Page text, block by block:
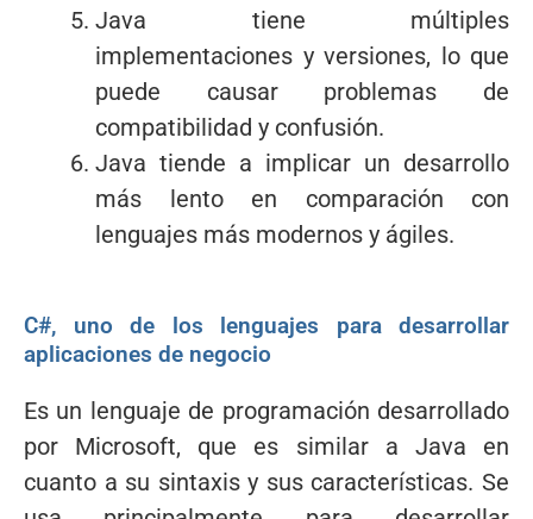
Java tiene múltiples
implementaciones y versiones, lo que
puede causar problemas de
compatibilidad y confusión.
Java tiende a implicar un desarrollo
más lento en comparación con
lenguajes más modernos y ágiles.
C#, uno de los lenguajes para desarrollar
aplicaciones de negocio
Es un lenguaje de programación desarrollado
por Microsoft, que es similar a Java en
cuanto a su sintaxis y sus características. Se